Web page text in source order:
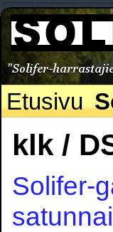
Etusivu
klk /
Solifer-